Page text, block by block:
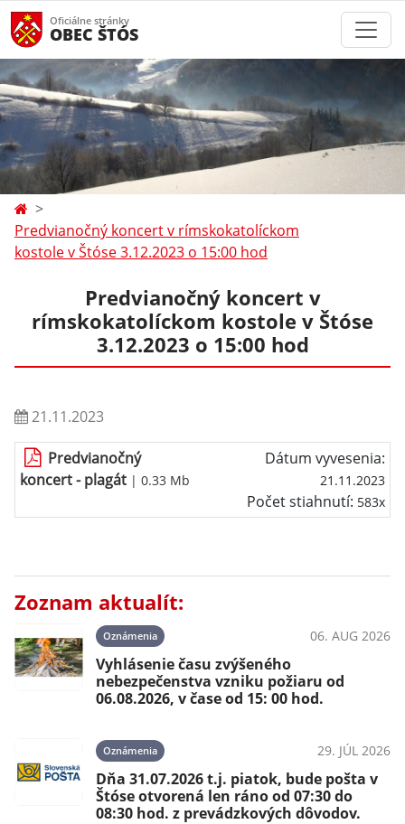
Oficiálne stránky
OBEC ŠTÓS
Predvianočný koncert v rímskokatolíckom
kostole v Štóse 3.12.2023 o 15:00 hod
Predvianočný koncert v
rímskokatolíckom kostole v Štóse
3.12.2023 o 15:00 hod
21.11.2023
Predvianočný
koncert - plagát | 0.33 Mb
Dátum vyvesenia:
21.11.2023
Počet stiahnutí: 583x
Zoznam aktualít:
Oznámenia 06. AUG 2026
Vyhlásenie času zvýšeného
nebezpečenstva vzniku požiaru od
06.08.2026, v čase od 15: 00 hod.
Oznámenia 29. JÚL 2026
Dňa 31.07.2026 t.j. piatok, bude pošta v
Štóse otvorená len ráno od 07:30 do
08:30 hod. z prevádzkových dôvodov.